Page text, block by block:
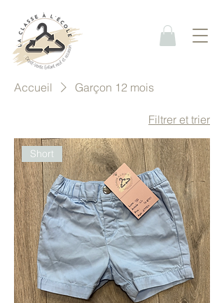
Accueil Garçon 12 mois
Filtrer et trier
Short